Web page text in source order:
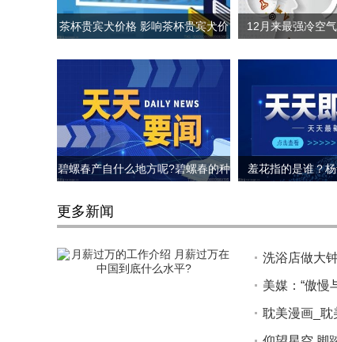
茶杯贵宾犬价格 影响茶杯贵宾犬价
12月来最强冷空
碧螺春产自什么地方呢?碧螺春的种
羞花指的是谁？
更多新闻
洗浴店做大
美媒：“傲慢
耽美漫画_耽